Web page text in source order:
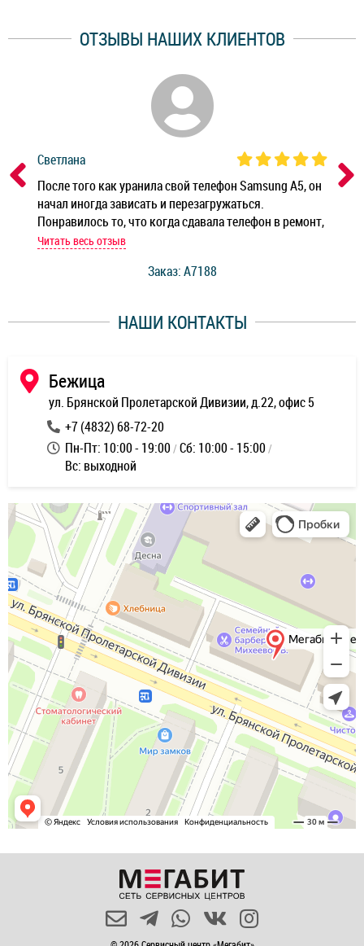
ОТЗЫВЫ НАШИХ КЛИЕНТОВ
Светлана
После того как уранила свой телефон Samsung A5, он
начал иногда зависать и перезагружаться.
Понравилось то, что когда сдавала телефон в ремонт,
мастер при мне сделал быструю диагностику и сказал
работы и оперативность!
Читать весь отзыв
Заказ: A7188
НАШИ КОНТАКТЫ
Бежица
ул. Брянской Пролетарской Дивизии, д.22, офис 5
+7 (4832) 68-72-20
Пн-Пт: 10:00 - 19:00 Сб: 10:00 - 15:00
Вс: выходной